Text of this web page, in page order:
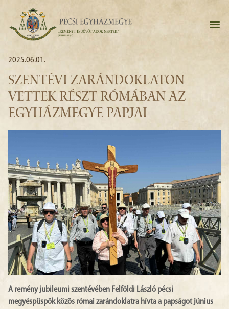
2025.06.01.
SZENTÉVI ZARÁNDOKLATON
VETTEK RÉSZT RÓMÁBAN AZ
EGYHÁZMEGYE PAPJAI
A remény jubileumi szentévében Felföldi László pécsi
megyéspüspök közös római zarándoklatra hívta a papságot június